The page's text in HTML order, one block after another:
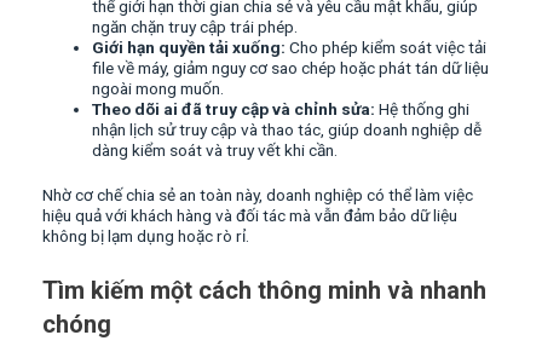
thể giới hạn thời gian chia sẻ và yêu cầu mật khẩu, giúp
ngăn chặn truy cập trái phép.
Giới hạn quyền tải xuống: Cho phép kiểm soát việc tải
file về máy, giảm nguy cơ sao chép hoặc phát tán dữ liệu
ngoài mong muốn.
Theo dõi ai đã truy cập và chỉnh sửa: Hệ thống ghi
nhận lịch sử truy cập và thao tác, giúp doanh nghiệp dễ
dàng kiểm soát và truy vết khi cần.
Nhờ cơ chế chia sẻ an toàn này, doanh nghiệp có thể làm việc
hiệu quả với khách hàng và đối tác mà vẫn đảm bảo dữ liệu
không bị lạm dụng hoặc rò rỉ.
Tìm kiếm một cách thông minh và nhanh
chóng